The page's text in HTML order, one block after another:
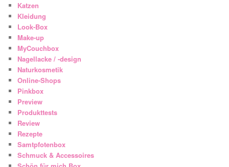
Katzen
Kleidung
Look-Box
Make-up
MyCouchbox
Nagellacke / -design
Naturkosmetik
Online-Shops
Pinkbox
Preview
Produkttests
Review
Rezepte
Samtpfotenbox
Schmuck & Accessoires